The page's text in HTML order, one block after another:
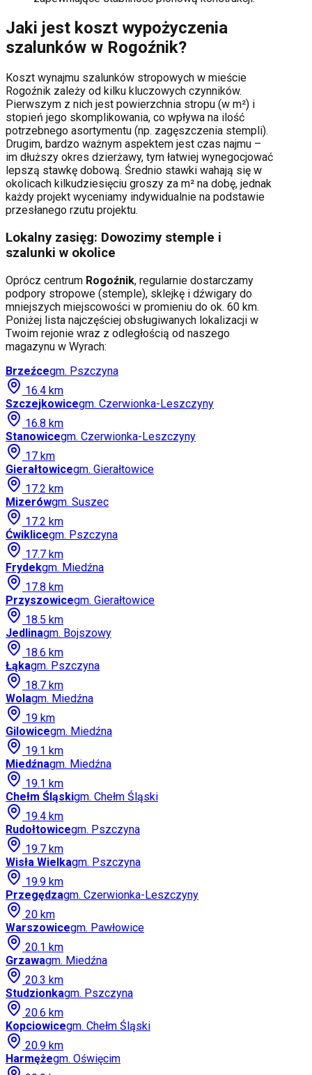
Jaki jest koszt wypożyczenia
szalunków w Rogoźnik?
Koszt wynajmu szalunków stropowych w mieście
Rogoźnik zależy od kilku kluczowych czynników.
Pierwszym z nich jest powierzchnia stropu (w m²) i
stopień jego skomplikowania, co wpływa na ilość
potrzebnego asortymentu (np. zagęszczenia stempli).
Drugim, bardzo ważnym aspektem jest czas najmu –
im dłuższy okres dzierżawy, tym łatwiej wynegocjować
lepszą stawkę dobową. Średnio stawki wahają się w
okolicach kilkudziesięciu groszy za m² na dobę, jednak
każdy projekt wyceniamy indywidualnie na podstawie
przesłanego rzutu projektu.
Lokalny zasięg: Dowozimy stemple i
szalunki w okolice
Oprócz centrum Rogoźnik, regularnie dostarczamy
podpory stropowe (stemple), sklejkę i dźwigary do
mniejszych miejscowości w promieniu do ok. 60 km.
Poniżej lista najczęściej obsługiwanych lokalizacji w
Twoim rejonie wraz z odległością od naszego
magazynu w Wyrach:
Brzeźcegm. Pszczyna
16.4 km
Szczejkowicegm. Czerwionka-Leszczyny
16.8 km
Stanowicegm. Czerwionka-Leszczyny
17 km
Gierałtowicegm. Gierałtowice
17.2 km
Mizerówgm. Suszec
17.2 km
Ćwiklicegm. Pszczyna
17.7 km
Frydekgm. Miedźna
17.8 km
Przyszowicegm. Gierałtowice
18.5 km
Jedlinagm. Bojszowy
18.6 km
Łąkagm. Pszczyna
18.7 km
Wolagm. Miedźna
19 km
Gilowicegm. Miedźna
19.1 km
Miedźnagm. Miedźna
19.1 km
Chełm Śląskigm. Chełm Śląski
19.4 km
Rudołtowicegm. Pszczyna
19.7 km
Wisła Wielkagm. Pszczyna
19.9 km
Przegędzagm. Czerwionka-Leszczyny
20 km
Warszowicegm. Pawłowice
20.1 km
Grzawagm. Miedźna
20.3 km
Studzionkagm. Pszczyna
20.6 km
Kopciowicegm. Chełm Śląski
20.9 km
Harmężegm. Oświęcim